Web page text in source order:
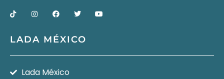
LADA MÉXICO
Lada México